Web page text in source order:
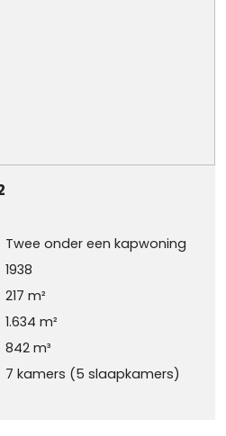
Twee onder een kapwoning
1938
217 m²
1.634 m²
842 m³
7 kamers (5 slaapkamers)